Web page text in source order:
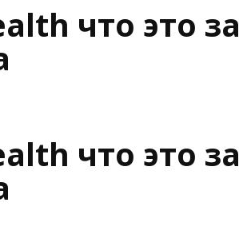
что это за
что это за